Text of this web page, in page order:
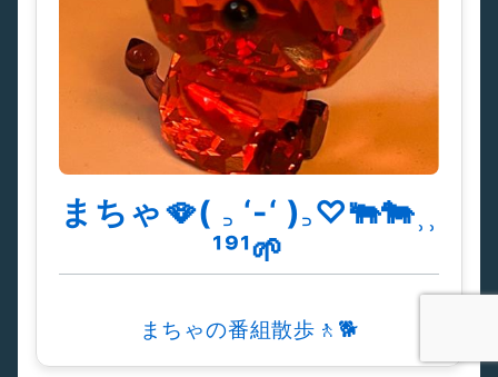
まちゃ🪭( ꜆ ‘-‘ )꜆♡🐃🐄⸒⸒
¹⁹¹🌱
まちゃの番組散歩🚶🐕